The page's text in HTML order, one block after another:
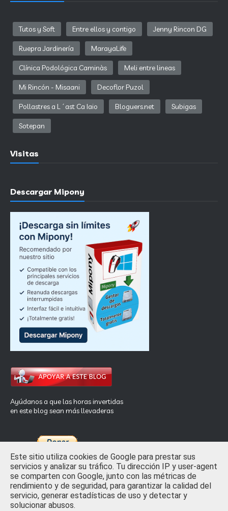
Tutos y Soft Entre ellos y contigo Jenny Rincon DG
Ruepra Jardinería MarayaLife
Clínica Podológica Caminàs Meli entre lineas
Mi Rincón - Misaani Decoflor Puzol
Pollastres a L´ast Ca Iaio Bloguers.net Subigas
Sotepan
Visitas
Descargar Mipony
Ayúdanos a que las horas invertidas
en este blog sean más llevaderas
Inicio Privacidad y Ley de Cookies
Contactar
Crafted with
by
Este sitio utiliza cookies de Google para prestar sus
servicios y analizar su tráfico. Tu dirección IP y user-agent
se comparten con Google, junto con las métricas de
rendimiento y de seguridad, para garantizar la calidad del
servicio, generar estadísticas de uso y detectar y
solucionar abusos.